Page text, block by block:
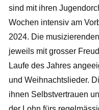
sind mit ihren
Wochen intensiv am
2024. Die
jeweils mit grosser
Laufe des Jahres
und Weihnachtslieder.
ihnen Selbstvertrauen